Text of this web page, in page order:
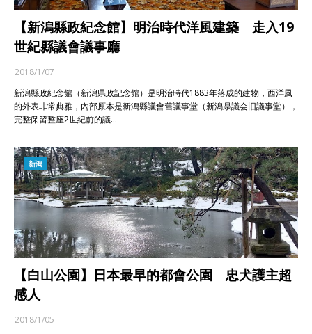
【新潟縣政紀念館】明治時代洋風建築 走入19
世紀縣議會議事廳
2018/1/07
新潟縣政紀念館（新潟県政記念館）是明治時代1883年落成的建物，西洋風
的外表非常典雅，內部原本是新潟縣議會舊議事堂（新潟県議会旧議事堂），
完整保留整座2世紀前的議…
新潟
【白山公園】日本最早的都會公園 忠犬護主超
感人
2018/1/05